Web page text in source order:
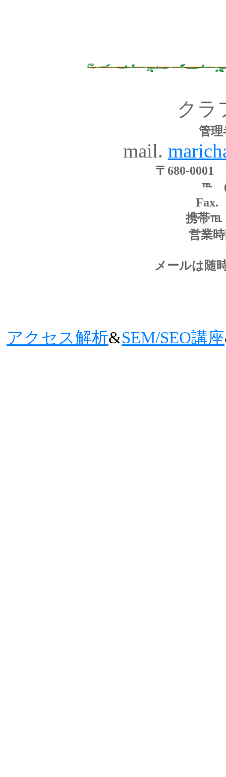
クラ
管
mail.
〒680-0001
℡
Fax.
携帯℡
営業
メールは随
アクセス解析&SEM/SEO講座